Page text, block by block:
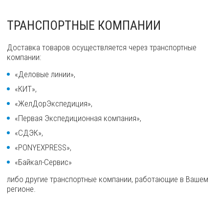
ТРАНСПОРТНЫЕ КОМПАНИИ
Доставка товаров осуществляется через транспортные
компании:
«Деловые линии»,
«КИТ»,
«ЖелДорЭкспедиция»,
«Первая Экспедиционная компания»,
«СДЭК»,
«PONYEXPRESS»,
«Байкал-Сервис»
либо другие транспортные компании, работающие в Вашем
регионе.